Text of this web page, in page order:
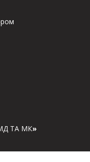
ТА МК»